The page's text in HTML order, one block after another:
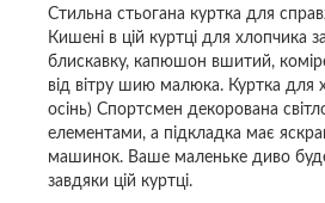
Стильна стьогана куртка для
Кишені в цій куртці для хлопчика
блискавку, капюшон вшитий,
від вітру шию малюка. Куртка для
осінь) Спортсмен декорована
елементами, а підкладка має
машинок. Ваше маленьке диво буде
завдяки цій куртці.